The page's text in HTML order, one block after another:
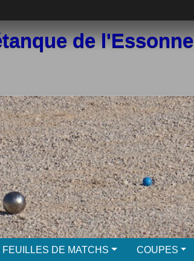
de l'Essonne
FEUILLES DE MATCHS COUPES